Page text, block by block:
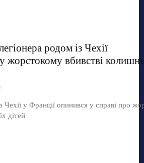
родом із Чехії
жорстокому вбивстві
Чехії у Франції опинився у справі про
дітей